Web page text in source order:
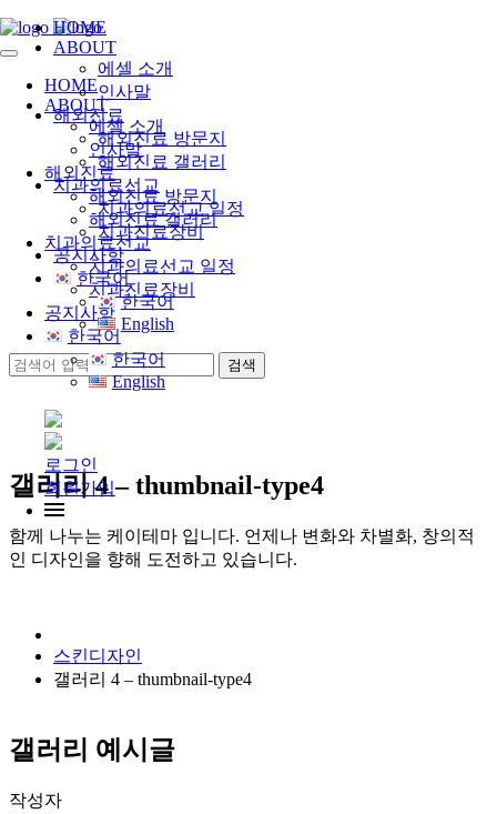
HOME
ABOUT
에셀 소개
인사말
해외진료
해외진료 방문지
해외진료 갤러리
치과의료선교
치과의료선교 일정
치과진료장비
공지사항
한국어
한국어
English
로그인
회원가입
HOME
ABOUT
에셀 소개
인사말
해외진료
해외진료 방문지
해외진료 갤러리
치과의료선교
치과의료선교 일정
치과진료장비
공지사항
한국어
한국어
English
갤러리 4 – thumbnail-type4
함께 나누는 케이테마 입니다. 언제나 변화와 차별화, 창의적
인 디자인을 향해 도전하고 있습니다.
스킨디자인
갤러리 4 – thumbnail-type4
갤러리 예시글
작성자